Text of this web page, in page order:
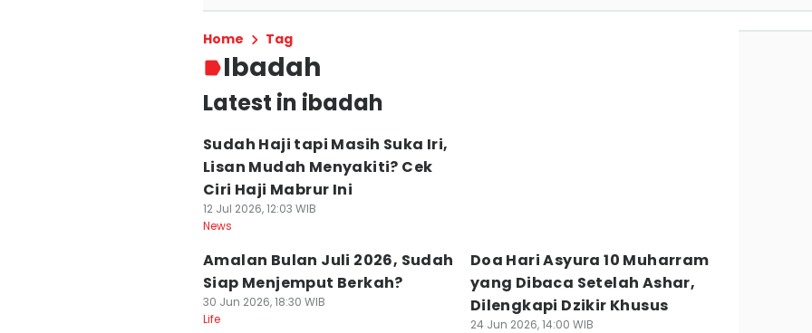
Home Tag
Ibadah
Latest in ibadah
Sudah Haji tapi Masih Suka Iri,
Lisan Mudah Menyakiti? Cek
Ciri Haji Mabrur Ini
12 Jul 2026, 12:03 WIB
News
Amalan Bulan Juli 2026, Sudah
Siap Menjemput Berkah?
30 Jun 2026, 18:30 WIB
Life
Doa Hari Asyura 10 Muharram
yang Dibaca Setelah Ashar,
Dilengkapi Dzikir Khusus
24 Jun 2026, 14:00 WIB